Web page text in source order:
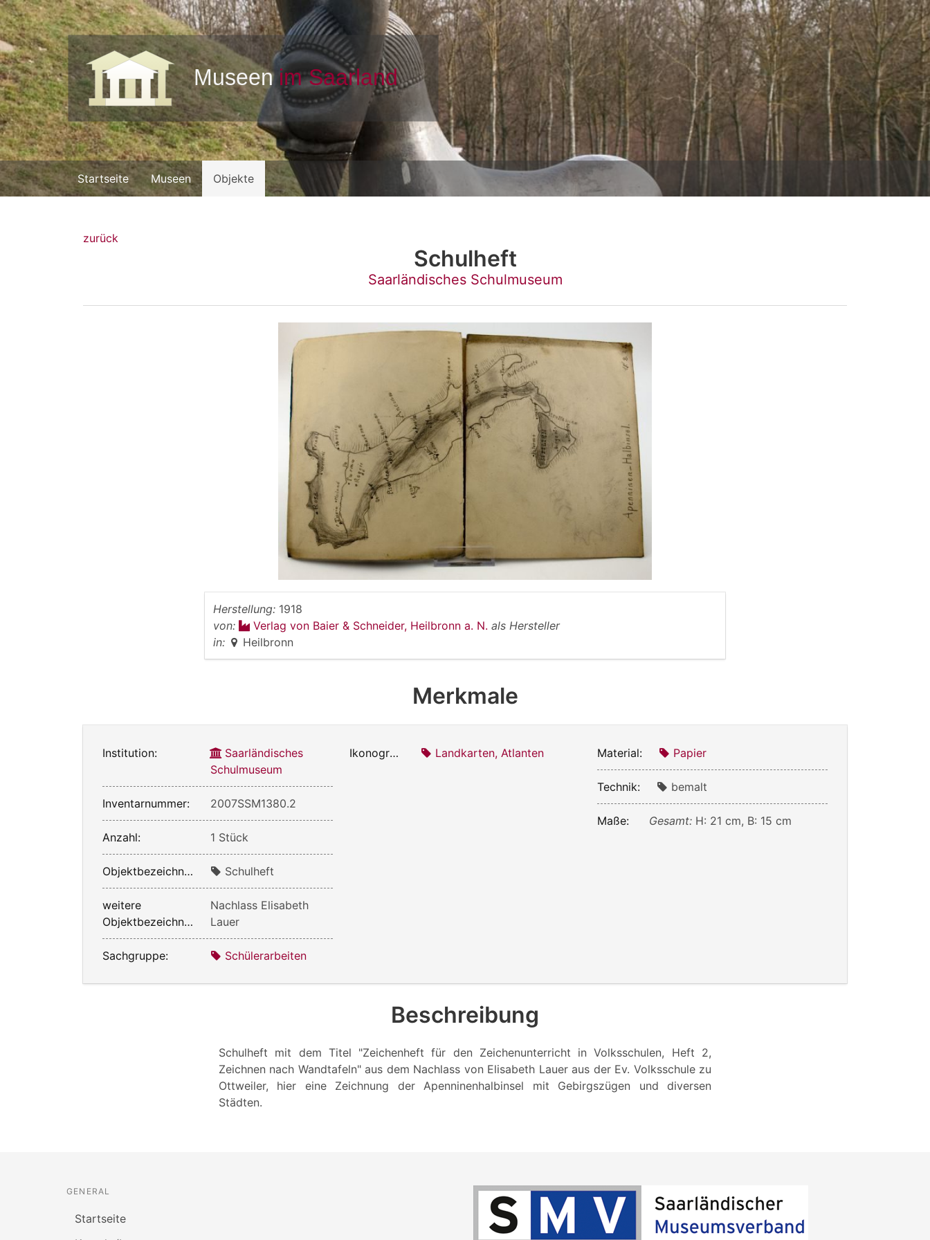
Startseite Museen Objekte
zurück
Schulheft
Saarländisches Schulmuseum
Herstellung: 1918
von:
Verlag von Baier & Schneider, Heilbronn a. N. als Hersteller
in:
Heilbronn
Merkmale
Institution:
Saarländisches
Schulmuseum
Inventarnummer: 2007SSM1380.2
Anzahl: 1 Stück
Objektbezeichnung: Schulheft
weitere
Objektbezeichnung:
Nachlass Elisabeth
Lauer
Sachgruppe: Schülerarbeiten
Ikonografie: Landkarten, Atlanten Material: Papier
Technik: bemalt
Maße: Gesamt: H: 21 cm, B: 15 cm
Beschreibung
Schulheft mit dem Titel "Zeichenheft für den Zeichenunterricht in Volksschulen, Heft 2,
Zeichnen nach Wandtafeln" aus dem Nachlass von Elisabeth Lauer aus der Ev. Volksschule zu
Ottweiler, hier eine Zeichnung der Apenninenhalbinsel mit Gebirgszügen und diversen
Städten.
GENERAL
Startseite